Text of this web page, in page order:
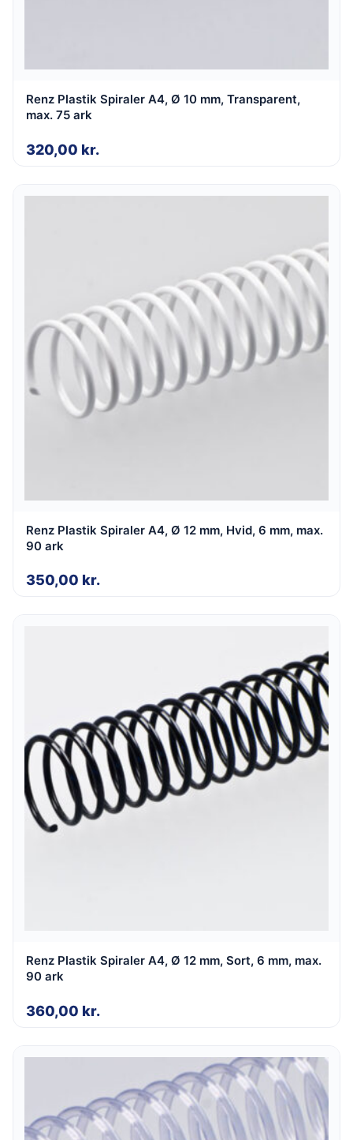
Renz Plastik Spiraler A4, Ø 10 mm, Transparent,
max. 75 ark
320,00 kr.
Renz Plastik Spiraler A4, Ø 12 mm, Hvid, 6 mm, max.
90 ark
350,00 kr.
Renz Plastik Spiraler A4, Ø 12 mm, Sort, 6 mm, max.
90 ark
360,00 kr.